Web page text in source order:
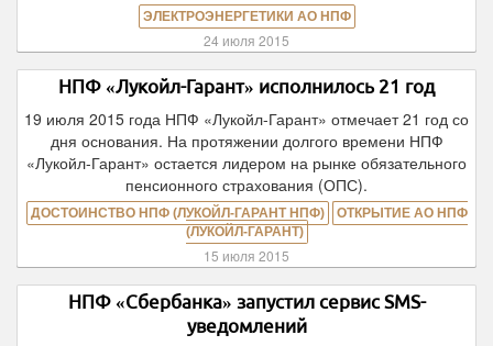
ЭЛЕКТРОЭНЕРГЕТИКИ АО НПФ
24 июля 2015
НПФ «Лукойл-Гарант» исполнилось 21 год
19 июля 2015 года НПФ «Лукойл-Гарант» отмечает 21 год со
дня основания. На протяжении долгого времени НПФ
«Лукойл-Гарант» остается лидером на рынке обязательного
пенсионного страхования (ОПС).
ДОСТОИНСТВО НПФ (ЛУКОЙЛ-ГАРАНТ НПФ)
ОТКРЫТИЕ АО НПФ
(ЛУКОЙЛ-ГАРАНТ)
15 июля 2015
НПФ «Сбербанка» запустил сервис SMS-
уведомлений